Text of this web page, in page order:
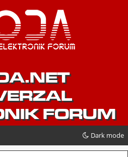
FORUM
Dark mode